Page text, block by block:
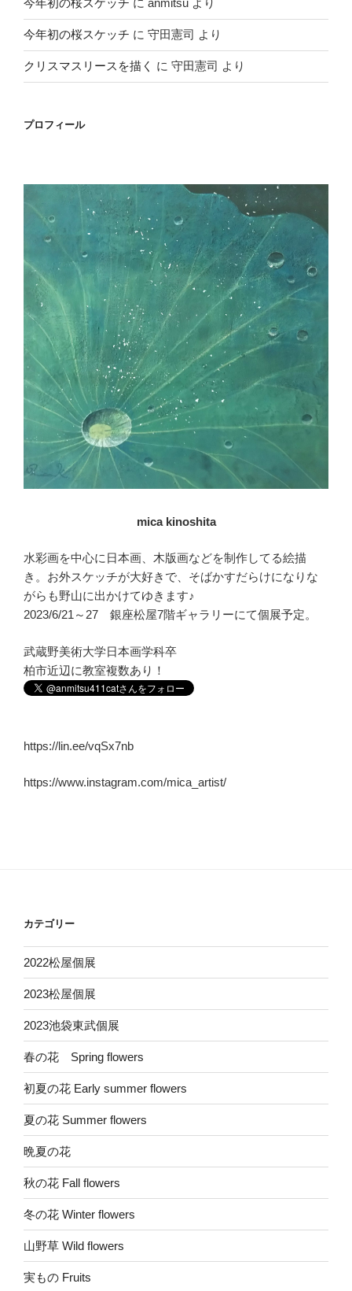
今年初の桜スケッチ に anmitsu より
今年初の桜スケッチ に 守田憲司 より
クリスマスリースを描く に 守田憲司 より
プロフィール
mica kinoshita
水彩画を中心に日本画、木版画などを制作してる絵描
き。お外スケッチが大好きで、そばかすだらけになりな
がらも野山に出かけてゆきます♪
2023/6/21～27 銀座松屋7階ギャラリーにて個展予定。
武蔵野美術大学日本画学科卒
柏市近辺に教室複数あり！
https://lin.ee/vqSx7nb
https://www.instagram.com/mica_artist/
カテゴリー
2022松屋個展
2023松屋個展
2023池袋東武個展
春の花 Spring flowers
初夏の花 Early summer flowers
夏の花 Summer flowers
晩夏の花
秋の花 Fall flowers
冬の花 Winter flowers
山野草 Wild flowers
実もの Fruits